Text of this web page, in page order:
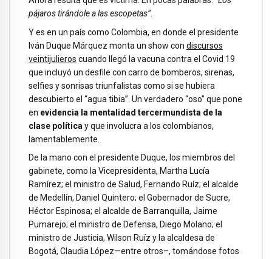
pájaros tirándole a las escopetas”.
Y es en un país como Colombia, en donde el presidente
Iván Duque Márquez monta un show con discursos
veintijulieros cuando llegó la vacuna contra el Covid 19
que incluyó un desfile con carro de bomberos, sirenas,
selfies y sonrisas triunfalistas como si se hubiera
descubierto el “agua tibia”. Un verdadero “oso” que pone
en evidencia la mentalidad tercermundista de la
clase política y que involucra a los colombianos,
lamentablemente.
De la mano con el presidente Duque, los miembros del
gabinete, como la Vicepresidenta, Martha Lucía
Ramírez; el ministro de Salud, Fernando Ruíz; el alcalde
de Medellín, Daniel Quintero; el Gobernador de Sucre,
Héctor Espinosa; el alcalde de Barranquilla, Jaime
Pumarejo; el ministro de Defensa, Diego Molano; el
ministro de Justicia, Wilson Ruíz y la alcaldesa de
Bogotá, Claudia López—entre otros–, tomándose fotos